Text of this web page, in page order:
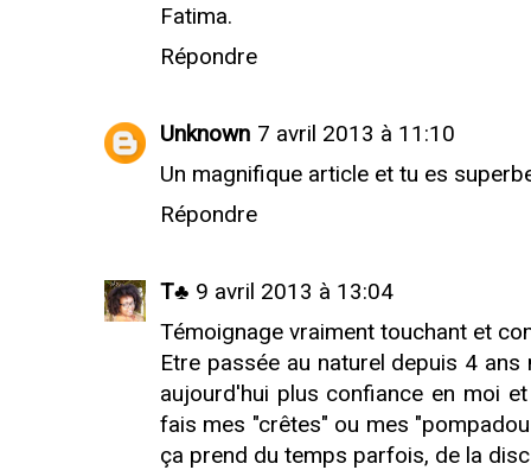
Fatima.
Répondre
Unknown 7 avril 2013 à 11:10
Un magnifique article et tu es
Répondre
T♣ 9 avril 2013 à 13:04
Témoignage vraiment touchant et
Etre passée au naturel depuis 4
aujourd'hui plus confiance en moi
fais mes "crêtes" ou mes
ça prend du temps parfois, de la